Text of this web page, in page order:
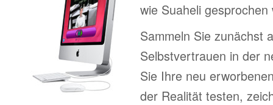
wie Suaheli gesprochen
Sammeln Sie zunächst
Selbstvertrauen in der
Sie Ihre neu
der Realität testen,